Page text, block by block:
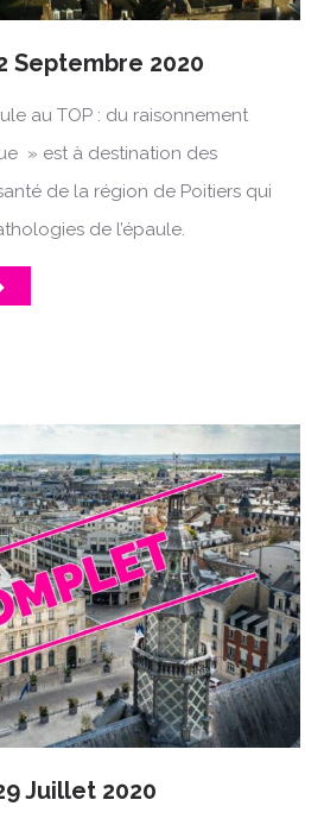
Septembre 2020
au TOP : du raisonnement
» est à destination des
de la région de Poitiers qui
de l’épaule.
Juillet 2020